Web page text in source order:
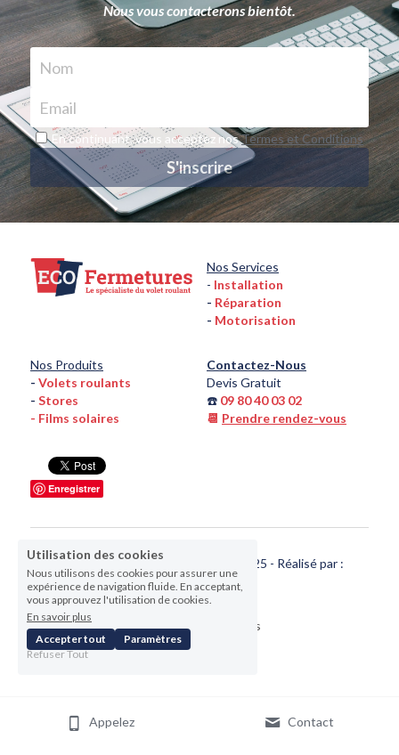
Nous vous contacterons bientôt.
Nom
Email
En continuant, vous acceptez nosTermes et Conditions
S'inscrire
Nos Services
- Installation
- Réparation
- Motorisation
Nos Produits
- Volets roulants
- Stores
- Films solaires
Contactez-Nous
Devis Gratuit
☎️ 09 80 40 03 02
📆 Prendre rendez-vous
Enregistrer
eco-fermetures.com
© Copyright 2025 - Réalisé par :
WSPRO ©
Termes et Conditions
Appelez Contact
Utilisation des cookies
Nous utilisons des cookies pour assurer une
expérience de navigation fluide. En acceptant,
vous approuvez l'utilisation de cookies.
En savoir plus
Accepter tout
Paramètres
Refuser Tout